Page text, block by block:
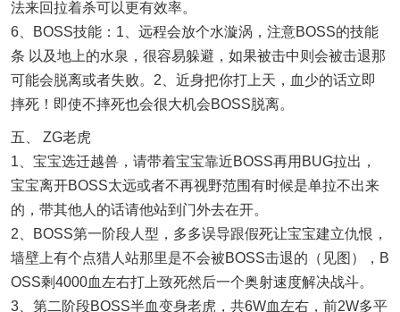
法来回拉着杀可以更有效率。
6、BOSS技能：1、远程会放个水漩涡，注意BOSS的技能
条 以及地上的水泉，很容易躲避，如果被击中则会被击退那
可能会脱离或者失败。2、近身把你打上天，血少的话立即
摔死！即使不摔死也会很大机会BOSS脱离。
五、 ZG老虎
1、宝宝选迁越兽，请带着宝宝靠近BOSS再用BUG拉出，
宝宝离开BOSS太远或者不再视野范围有时候是单拉不出来
的，带其他人的话请他站到门外去在开。
2、BOSS第一阶段人型，多多误导跟假死让宝宝建立仇恨，
墙壁上有个点猎人站那里是不会被BOSS击退的（见图），B
OSS剩4000血左右打上致死然后一个奥射速度解决战斗。
3、第二阶段BOSS半血变身老虎，共6W血左右，前2W多平